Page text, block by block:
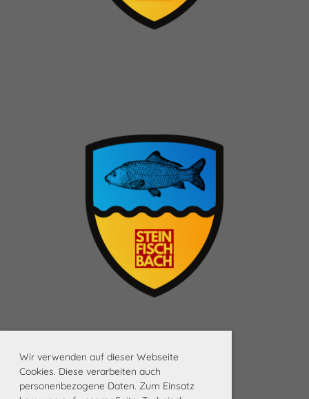
Wir verwenden auf dieser Webseite
Cookies. Diese verarbeiten auch
personenbezogene Daten. Zum Einsatz